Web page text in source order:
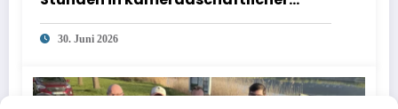
Runde
30. Juni 2026